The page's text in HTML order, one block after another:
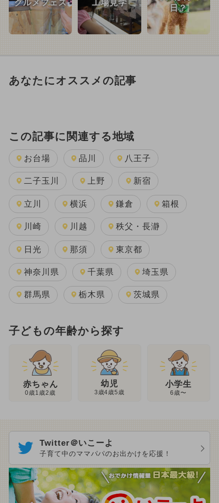
グルメフェス 工場見学
日？
あなたにオススメの記事
この記事に関連する地域
お台場 品川 八王子
二子玉川 上野 新宿
立川 横浜 鎌倉 箱根
川崎 川越 秩父・長瀞
日光 那須 東京都
神奈川県 千葉県 埼玉県
群馬県 栃木県 茨城県
子どもの年齢から探す
赤ちゃん
0歳1歳2歳
幼児
3歳4歳5歳
小学生
6歳〜
Twitter＠いこーよ
子育て中のママパパのお出かけを応援！